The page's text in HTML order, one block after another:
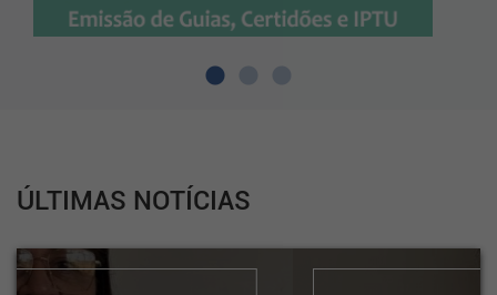
ÚLTIMAS NOTÍCIAS
Previous Next